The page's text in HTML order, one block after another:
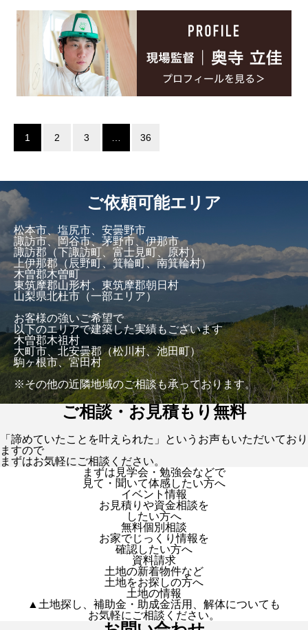
1 2 3 … 36
ご依頼可能エリア
松本市、塩尻市、安曇野市
諏訪市、岡谷市、茅野市、伊那市
諏訪郡（下諏訪町、富士見町、原村）
上伊那郡（辰野町、箕輪町、南箕輪村）
木曽郡木曽町
東筑摩郡山形村、東筑摩郡朝日村
山梨県北杜市（一部エリア）
お客様の強いご希望で
以下のエリアで建築した実績もございます
木曽郡木祖村
大町市、北安曇郡（松川村、池田町）
駒ヶ根市、宮田村
※その他の近隣地域のご相談も承っております。
ご相談・お見積もり無料
「諦めていたことを叶えられた」というお声もいただいており
ますので
まずはお気軽にご相談ください。
まずは見学会・勉強会などで
見て・聞いて体感したい方へ
イベント情報
お見積りや資金相談を
したい方へ
無料個別相談
お家でじっくり情報を
確認したい方へ
資料請求
土地の新着物件など
土地をお探しの方へ
土地の情報
▲土地探し、補助金・助成金活用、解体についても
お気軽にご相談ください。